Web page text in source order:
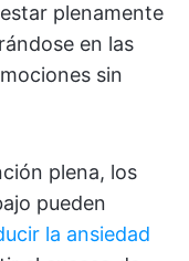
plenamente
en las
sin
plena, los
pueden
la ansiedad